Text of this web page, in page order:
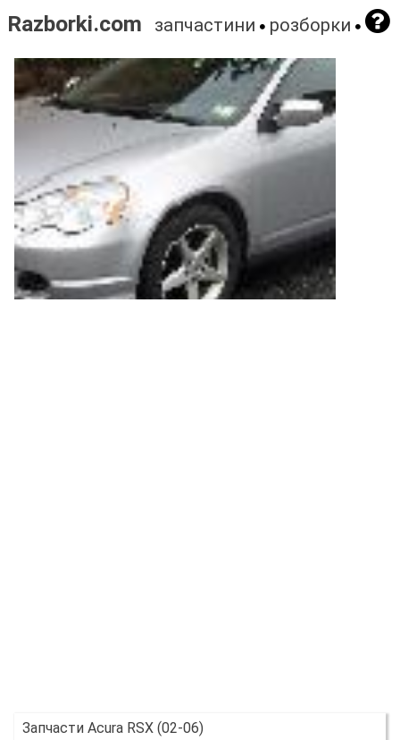
Razborki.com запчастини розборки
Запчасти Acura RSX (02-06)